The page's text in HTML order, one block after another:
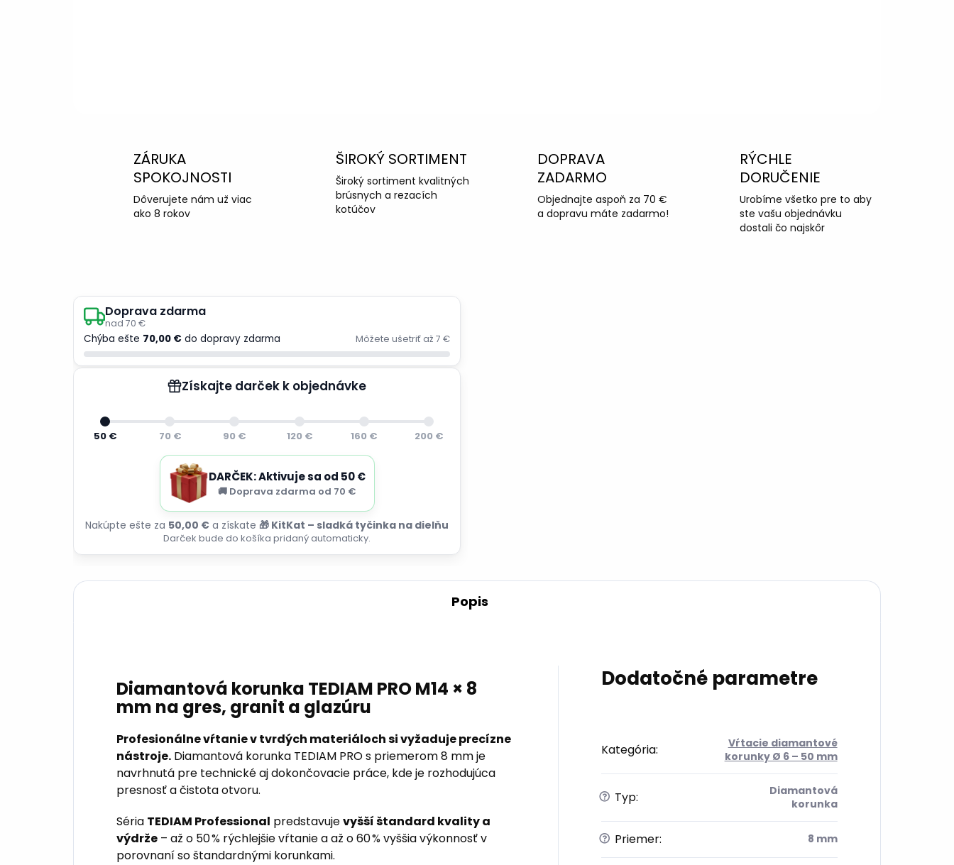
ZÁRUKA
SPOKOJNOSTI
Dôverujete nám už viac
ako 8 rokov
ŠIROKÝ SORTIMENT
Široký sortiment kvalitných
brúsnych a rezacích
kotúčov
DOPRAVA
ZADARMO
Objednajte aspoň za 70 €
a dopravu máte zadarmo!
RÝCHLE
DORUČENIE
Urobíme všetko pre to aby
ste vašu objednávku
dostali čo najskôr
Doprava zdarma
nad 70 €
Chýba ešte 70,00 € do dopravy zdarma Môžete ušetriť až 7 €
Získajte darček k objednávke
50 € 70 € 90 € 120 € 160 € 200 €
DARČEK: Aktivuje sa od 50 €
🚚 Doprava zdarma od 70 €
Nakúpte ešte za 50,00 € a získate 🎁 KitKat – sladká tyčinka na dielňu
Darček bude do košíka pridaný automaticky.
Popis
Diamantová korunka TEDIAM PRO M14 × 8
mm na gres, granit a glazúru
Profesionálne vŕtanie v tvrdých materiáloch si vyžaduje precízne
nástroje. Diamantová korunka TEDIAM PRO s priemerom 8 mm je
navrhnutá pre technické aj dokončovacie práce, kde je rozhodujúca
presnosť a čistota otvoru.
Séria TEDIAM Professional predstavujevyšší štandard kvality a
výdrže – až o 50 % rýchlejšie vŕtanie a až o 60 % vyššia výkonnosť v
porovnaní so štandardnými korunkami.
Dodatočné parametre
Kategória:
Vŕtacie diamantové
korunky Ø 6 – 50 mm
? Typ:
Diamantová
korunka
? Priemer: 8 mm